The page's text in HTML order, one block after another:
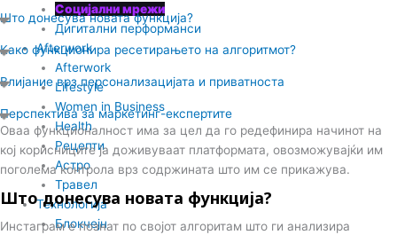
-
i
c
o
n
Социјални мрежи
Дигитални перформанси
Afterwork
Afterwork
Lifestyle
Women in Business
Health
Рецепти
Астро
Травел
Технологија
Блокчејн
Што донесува новата функција?
Како функционира ресетирањето на алгоритмот?
Влијание врз персонализацијата и приватноста
Перспектива за маркетинг-експертите
Оваа функционалност има за цел да го редефинира начинот на
кој корисниците ја доживуваат платформата, овозможувајќи им
поголема контрола врз содржината што им се прикажува.
Што донесува новата функција?
Инстаграм е познат по својот алгоритам што ги анализира